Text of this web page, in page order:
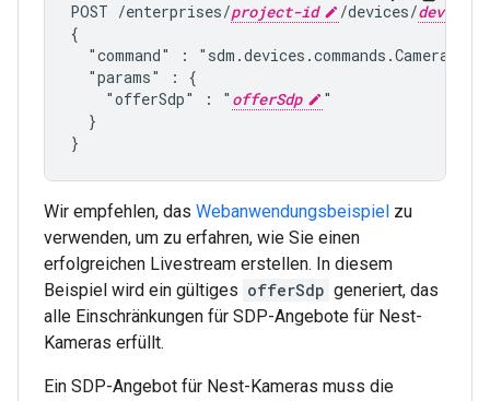
POST /enterprises/project-id /devices/device-
{
  "command" : "
  "params" : {
    "offerSdp" : "
offerSdp
"
  }
Wir empfehlen, das Webanwendungsbeispiel zu
verwenden, um zu erfahren, wie Sie einen
erfolgreichen Livestream erstellen. In diesem
Beispiel wird ein gültiges offerSdp generiert, das
alle Einschränkungen für SDP-Angebote für Nest-
Kameras erfüllt.
Ein SDP-Angebot für Nest-Kameras muss die